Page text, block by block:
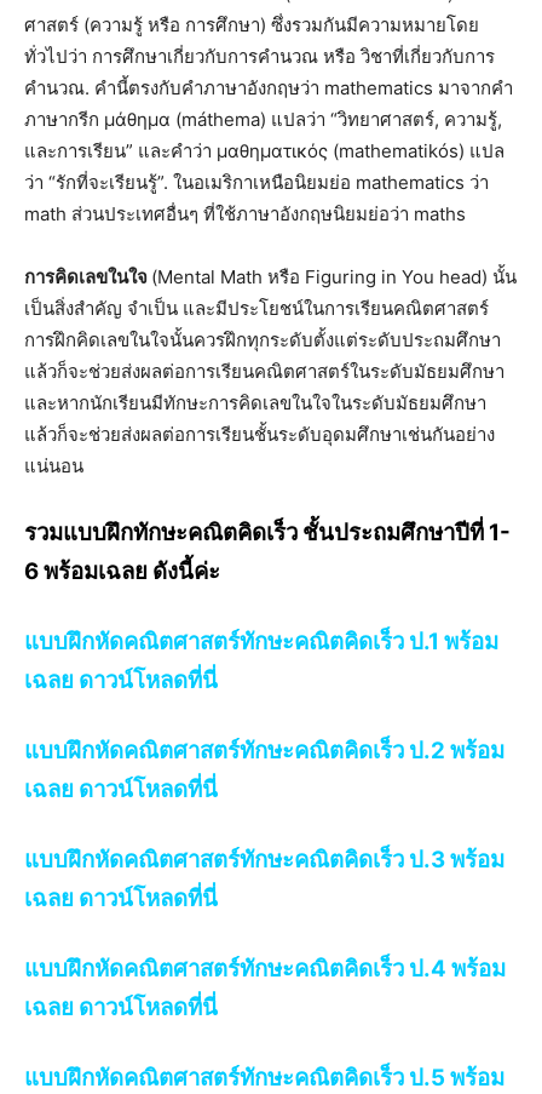
ศาสตร์ (ความรู้ หรือ การศึกษา) ซึ่งรวมกันมีความหมายโดย
ทั่วไปว่า การศึกษาเกี่ยวกับการคำนวณ หรือ วิชาที่เกี่ยวกับการ
คำนวณ. คำนี้ตรงกับคำภาษาอังกฤษว่า mathematics มาจากคำ
ภาษากรีก μάθημα (máthema) แปลว่า “วิทยาศาสตร์, ความรู้,
และการเรียน” และคำว่า μαθηματικός (mathematikós) แปล
ว่า “รักที่จะเรียนรู้”. ในอเมริกาเหนือนิยมย่อ mathematics ว่า
math ส่วนประเทศอื่นๆ ที่ใช้ภาษาอังกฤษนิยมย่อว่า maths
การคิดเลขในใจ (Mental Math หรือ Figuring in You head) นั้น
เป็นสิ่งสำคัญ จำเป็น และมีประโยชน์ในการเรียนคณิตศาสตร์
การฝึกคิดเลขในใจนั้นควรฝึกทุกระดับตั้งแต่ระดับประถมศึกษา
แล้วก็จะช่วยส่งผลต่อการเรียนคณิตศาสตร์ในระดับมัธยมศึกษา
และหากนักเรียนมีทักษะการคิดเลขในใจในระดับมัธยมศึกษา
แล้วก็จะช่วยส่งผลต่อการเรียนชั้นระดับอุดมศึกษาเช่นกันอย่าง
แน่นอน
รวมแบบฝึกทักษะคณิตคิดเร็ว ชั้นประถมศึกษาปีที่ 1-
6 พร้อมเฉลย ดังนี้ค่ะ
แบบฝึกหัดคณิตศาสตร์ทักษะคณิตคิดเร็ว ป.1 พร้อม
เฉลย ดาวน์โหลดที่นี่
แบบฝึกหัดคณิตศาสตร์ทักษะคณิตคิดเร็ว ป.2 พร้อม
เฉลย ดาวน์โหลดที่นี่
แบบฝึกหัดคณิตศาสตร์ทักษะคณิตคิดเร็ว ป.3 พร้อม
เฉลย ดาวน์โหลดที่นี่
แบบฝึกหัดคณิตศาสตร์ทักษะคณิตคิดเร็ว ป.4 พร้อม
เฉลย ดาวน์โหลดที่นี่
แบบฝึกหัดคณิตศาสตร์ทักษะคณิตคิดเร็ว ป.5 พร้อม